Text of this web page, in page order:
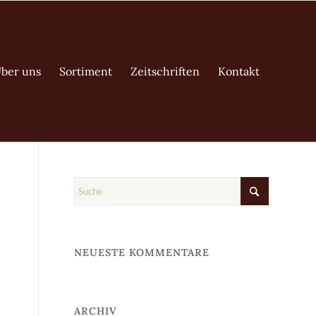
uns Sortiment Zeitschriften Kontakt
NEUESTE KOMMENTARE
ARCHIV